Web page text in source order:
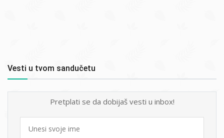
Vesti u tvom sandučetu
Pretplati se da dobijaš vesti u inbox!
First